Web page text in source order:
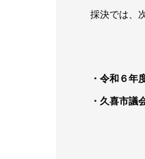
採決では、
・令和６年
・久喜市議